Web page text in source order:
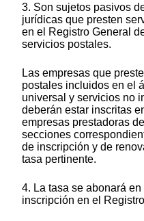
3. Son sujetos pasivos
jurídicas que presten
en el Registro General
servicios postales.
Las empresas que
postales incluidos en el
universal y servicios no
deberán estar inscritas
empresas prestadoras
secciones
de inscripción y de
tasa pertinente.
4. La tasa se abonará
inscripción en el